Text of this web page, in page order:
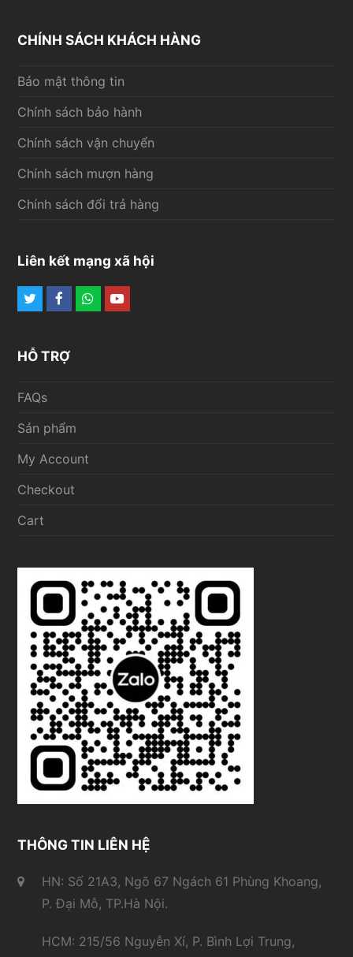
CHÍNH SÁCH KHÁCH HÀNG
Bảo mật thông tin
Chính sách bảo hành
Chính sách vận chuyển
Chính sách mượn hàng
Chính sách đổi trả hàng
Liên kết mạng xã hội
TwitterFacebook
Whatsapp
Youtube
HỖ TRỢ
FAQs
Sản phẩm
My Account
Checkout
Cart
THÔNG TIN LIÊN HỆ
HN: Số 21A3, Ngõ 67 Ngách 61 Phùng Khoang,
P. Đại Mỗ, TP.Hà Nội.
HCM: 215/56 Nguyễn Xí, P. Bình Lợi Trung,